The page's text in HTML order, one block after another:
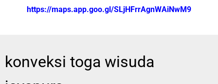
https://maps.app.goo.gl/SLjHFrrAgnWAiNwM9
konveksi toga wisuda